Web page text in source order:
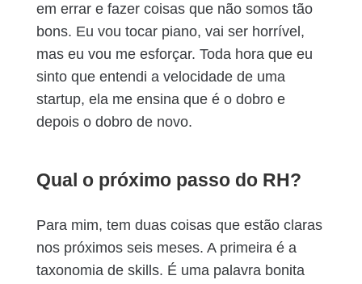
em errar e fazer coisas que não somos tão
bons. Eu vou tocar piano, vai ser horrível,
mas eu vou me esforçar. Toda hora que eu
sinto que entendi a velocidade de uma
startup, ela me ensina que é o dobro e
depois o dobro de novo.
Qual o próximo passo do RH?
Para mim, tem duas coisas que estão claras
nos próximos seis meses. A primeira é a
taxonomia de skills. É uma palavra bonita